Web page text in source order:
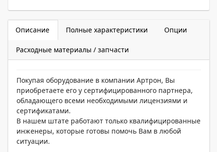
Описание Полные характеристики Опции
Расходные материалы / запчасти
Покупая оборудование в компании Артрон, Вы
приобретаете его у сертифицированного партнера,
обладающего всеми необходимыми лицензиями и
сертификатами.
В нашем штате работают только квалифицированные
инженеры, которые готовы помочь Вам в любой
ситуации.